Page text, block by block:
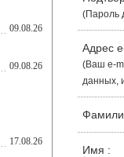
09.08.26
09.08.26
17.08.26
(Пароль
Адрес
(Ваш e-
данных,
Имя :